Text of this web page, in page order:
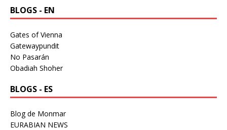
BLOGS - EN
Gates of Vienna
Gatewaypundit
No Pasarán
Obadiah Shoher
BLOGS - ES
Blog de Monmar
EURABIAN NEWS